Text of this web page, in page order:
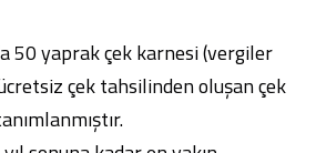
Finans Portalı
50 yaprak çek karnesi (vergiler
çek tahsilinden oluşan çek